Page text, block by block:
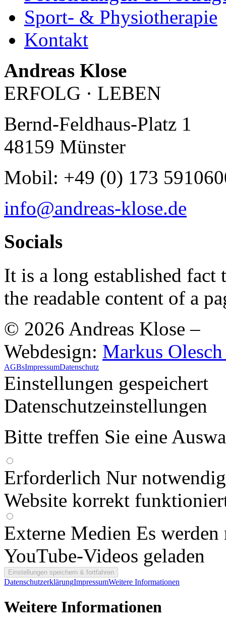
Sport- & Physiotherapie
Kontakt
Andreas Klose
ERFOLG · LEBEN
Bernd-Feldhaus-Platz 1
48159 Münster
Mobil: +49 (0) 173
info@andreas-klose.de
Socials
It is a long established fact
the readable content of a
© 2026 Andreas Klose –
Webdesign: Markus
AGBsImpressumDatenschutz
Einstellungen gespeichert
Datenschutzeinstellungen
Bitte treffen Sie eine
Erforderlich Nur
Website korrekt
Externe Medien Es
YouTube-Videos geladen
DatenschutzerklärungImpressumWeitere Informationen
Weitere Informationen